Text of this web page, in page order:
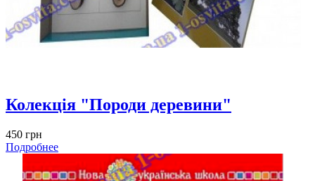
Колекція "Породи деревини"
450 грн
Подробнее